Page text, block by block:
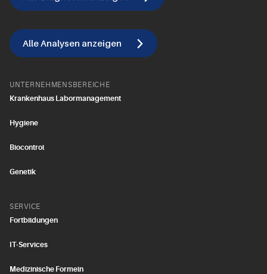
Alle Analysen anzeigen
UNTERNEHMENSBEREICHE
Krankenhaus Labormanagement
Hygiene
Biocontrol
Genetik
SERVICE
Fortbildungen
IT-Services
Medizinische Formeln